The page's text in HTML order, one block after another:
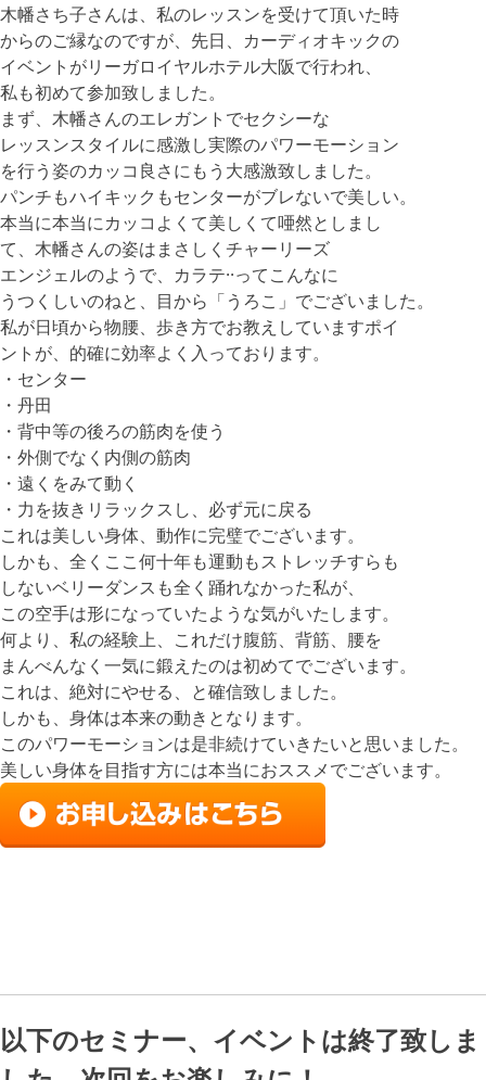
木幡さち子さんは、私のレッスンを受けて頂いた時
からのご縁なのですが、先日、カーディオキックの
イベントがリーガロイヤルホテル大阪で行われ、
私も初めて参加致しました。
まず、木幡さんのエレガントでセクシーな
レッスンスタイルに感激し実際のパワーモーション
を行う姿のカッコ良さにもう大感激致しました。
パンチもハイキックもセンターがブレないで美しい。
本当に本当にカッコよくて美しくて唖然としまし
て、木幡さんの姿はまさしくチャーリーズ
エンジェルのようで、カラテ··ってこんなに
うつくしいのねと、目から「うろこ」でございました。
私が日頃から物腰、歩き方でお教えしていますポイ
ントが、的確に効率よく入っております。
・センター
・丹田
・背中等の後ろの筋肉を使う
・外側でなく内側の筋肉
・遠くをみて動く
・力を抜きリラックスし、必ず元に戻る
これは美しい身体、動作に完璧でございます。
しかも、全くここ何十年も運動もストレッチすらも
しないベリーダンスも全く踊れなかった私が、
この空手は形になっていたような気がいたします。
何より、私の経験上、これだけ腹筋、背筋、腰を
まんべんなく一気に鍛えたのは初めてでございます。
これは、絶対にやせる、と確信致しました。
しかも、身体は本来の動きとなります。
このパワーモーションは是非続けていきたいと思いました。
美しい身体を目指す方には本当におススメでございます。
以下のセミナー、イベントは終了致しま